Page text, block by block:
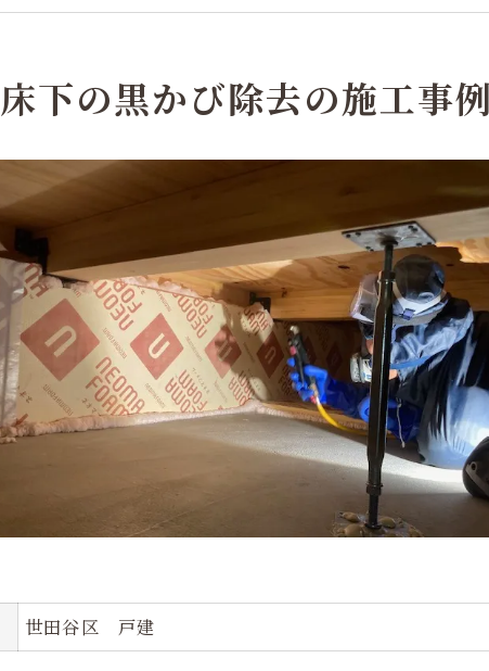
床下の黒かび除去の施工事
世田谷区 戸建